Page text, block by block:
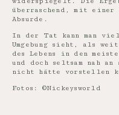
überraschend, mit einer
Absurde.
In der Tat kann man
Umgebung sieht, als
des Lebens in den
und doch seltsam nah
nicht hätte vorstellen
Fotos: ©Nickeysworld